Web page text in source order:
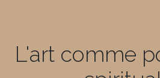
L'art comme